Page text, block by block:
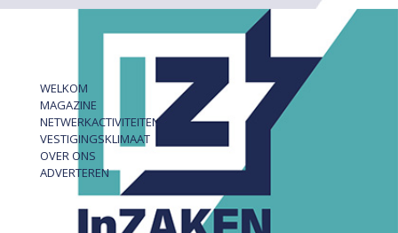
WELKOM
MAGAZINE
NETWERKACTIVITEITEN
VESTIGINGSKLIMAAT
OVER ONS
ADVERTEREN